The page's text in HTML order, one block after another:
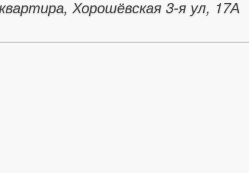
Хорошёвская 3-я ул, 17А